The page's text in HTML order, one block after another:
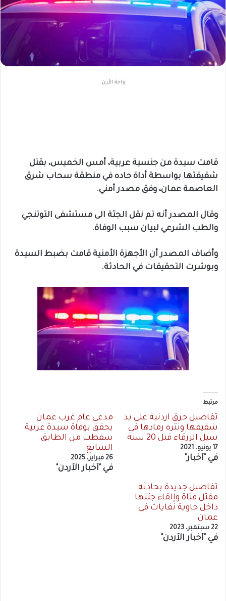
واحة الأرن
قامت سيدة من جنسية عربية، أمس الخميس، بقتل
شقيقتها بواسطة أداة حاده في منطقة سحاب شرق
العاصمة عمان، وفق مصدر أمني.
وقال المصدر أنه تم نقل الجثة الى مستشفى التوتنجي
والطب الشرعي لبيان سبب الوفاة.
وأضاف المصدر أن الأجهزة الأمنية قامت بضبط السيدة
وبوشرت التحقيقات في الحادثة.
مرتبط
تفاصيل حرق أردنية على يد
شقيقها ونثره رمادها في
سيل الزرقاء قبل 20 سنة
17 يونيو، 2021
في "أخبار"
مدعي عام غرب عمان
يحقق بوفاة سيدة عربية
سقطت من الطابق
السابع
26 فبراير، 2025
في "أخبار الأردن"
تفاصيل جديدة بحادثة
مقتل فتاة وإلقاء جثتها
داخل حاوية نفايات في
عمان
22 سبتمبر، 2023
في "أخبار الأردن"